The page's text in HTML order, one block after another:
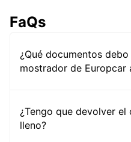
FaQs
¿Qué documentos
mostrador de Europcar
¿Tengo que devolver
lleno?